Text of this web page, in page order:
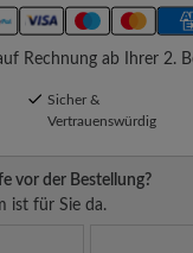
Rechnung ab Ihrer 2.
Sicher &
Vertrauenswürdig
vor der Bestellung?
ist für Sie da.